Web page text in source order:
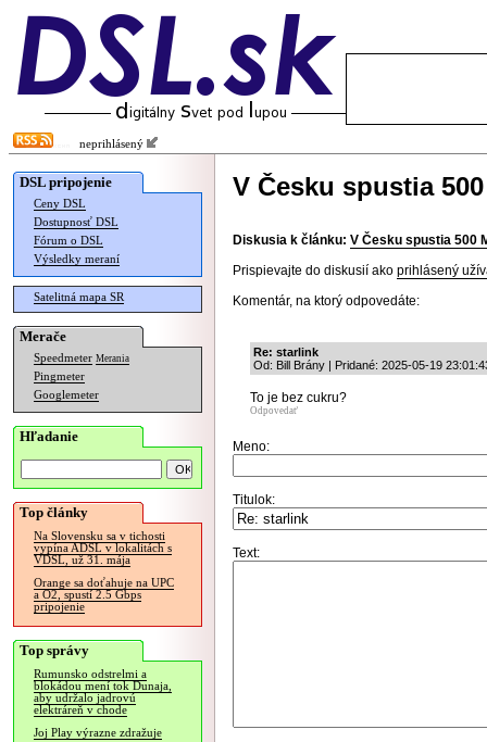
neprihlásený
DSL pripojenie
Ceny DSL
Dostupnosť DSL
Fórum o DSL
Výsledky meraní
Satelitná mapa SR
Merače
Speedmeter Merania
Pingmeter
Googlemeter
Hľadanie
Top články
Na Slovensku sa v tichosti
vypína ADSL v lokalitách s
VDSL, už 31. mája
Orange sa doťahuje na UPC
a O2, spustí 2.5 Gbps
pripojenie
Top správy
Rumunsko odstrelmi a
blokádou mení tok Dunaja,
aby udržalo jadrovú
elektráreň v chode
Joj Play výrazne zdražuje
V Česku spustia
Diskusia k článku: V Česku spustia 500
Prispievajte do diskusií ako prihlásený
Komentár, na ktorý odpovedáte:
Re: starlink
Od: Bill Brány | Pridané: 2025-05-19
To je bez cukru?
Odpovedať
Meno:
Titulok:
Text: